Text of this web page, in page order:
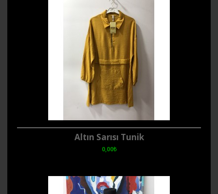
Altın Sarısı Tunik
0,00₺